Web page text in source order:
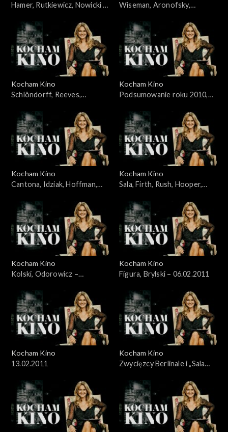
Hamer, Rutkiewicz, Nowicki –
Wiseman, Aronofsky,
Kocham Kino
Schlöndorff, Reeves,
Kocham Kino
Podsumowanie roku 2010,
10.01.2011
Kocham Kino
Cantona, Idziak, Hoffman,
Kocham Kino
Sala, Firth, Rush, Hooper,
Kocham Kino
Kolski, Odorowicz –
Kocham Kino
Figura, Brylski – 06.02.2011
Kocham Kino
13.02.2011
Kocham Kino
Zwycięzcy Berlinale i „Sala